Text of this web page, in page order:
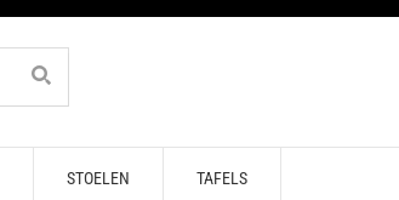
STOELEN TAFELS